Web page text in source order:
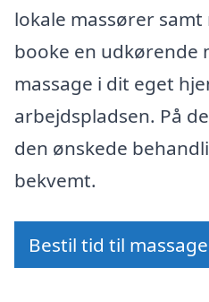
lokale massører
booke en udkørende
massage i dit eget
arbejdspladsen. På
den ønskede
bekvemt.
Bestil tid til